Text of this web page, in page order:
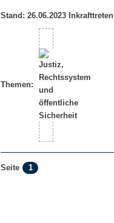
Stand: 26.06.2023
Themen:
Seite 1